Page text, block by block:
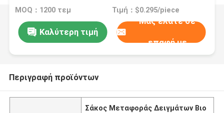
επικίνδυνα εμπορεύματα και ασφαλή χειρισμό
δειγμάτων UN3373
MOQ：1200 τεμ Τιμή：$0.295/piece
Καλύτερη τιμή
Μας ελάτε σε
επαφή με
Περιγραφή προϊόντων
Σάκος Μεταφοράς Δειγμάτων Βιο